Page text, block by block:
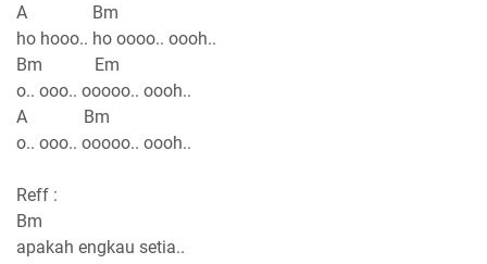
A Bm
ho hooo.. ho oooo.. oooh..
Bm Em
o.. ooo.. ooooo.. oooh..
A Bm
o.. ooo.. ooooo.. oooh..
Reff :
Bm
apakah engkau setia..